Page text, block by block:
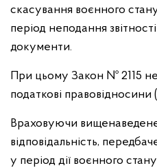
скасування воєнного
період неподання
документи.
При цьому Закон № 2115
податкові правовідносини
Враховуючи
відповідальність,
у період дії воєнного